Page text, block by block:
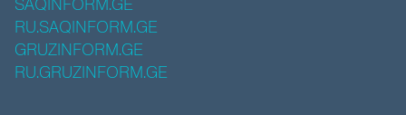
SAQINFORM.GE
RU.SAQINFORM.GE
GRUZINFORM.GE
RU.GRUZINFORM.GE